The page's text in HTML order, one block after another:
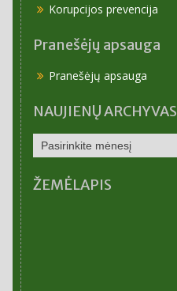
Korupcijos prevencija
Pranešėjų apsauga
Pranešėjų apsauga
NAUJIENŲ ARCHYVAS
NAUJIENŲ
ARCHYVAS
ŽEMĖLAPIS